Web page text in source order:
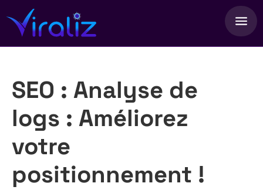
SEO : Analyse de
logs : Améliorez
votre
positionnement !